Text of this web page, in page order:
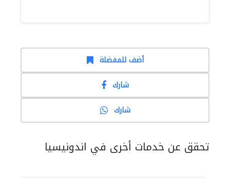
أضف للمفضلة
شارك
شارك
تحقق عن خدمات أخرى في اندونيسيا